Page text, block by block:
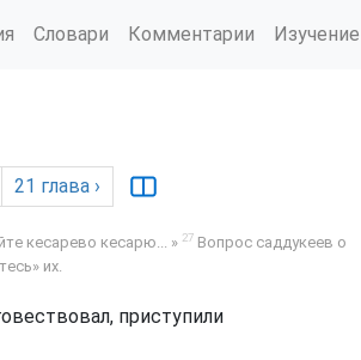
Словари Комментарии Изучение
21 глава ›
кесарево кесарю... » 27 Вопрос саддукеев о
их.
приступили